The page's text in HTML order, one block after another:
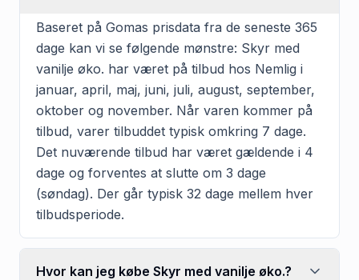
Baseret på Gomas prisdata fra de seneste 365
dage kan vi se følgende mønstre: Skyr med
vanilje øko. har været på tilbud hos Nemlig i
januar, april, maj, juni, juli, august, september,
oktober og november. Når varen kommer på
tilbud, varer tilbuddet typisk omkring 7 dage.
Det nuværende tilbud har været gældende i 4
dage og forventes at slutte om 3 dage
(søndag). Der går typisk 32 dage mellem hver
tilbudsperiode.
Hvor kan jeg købe Skyr med vanilje øko.?